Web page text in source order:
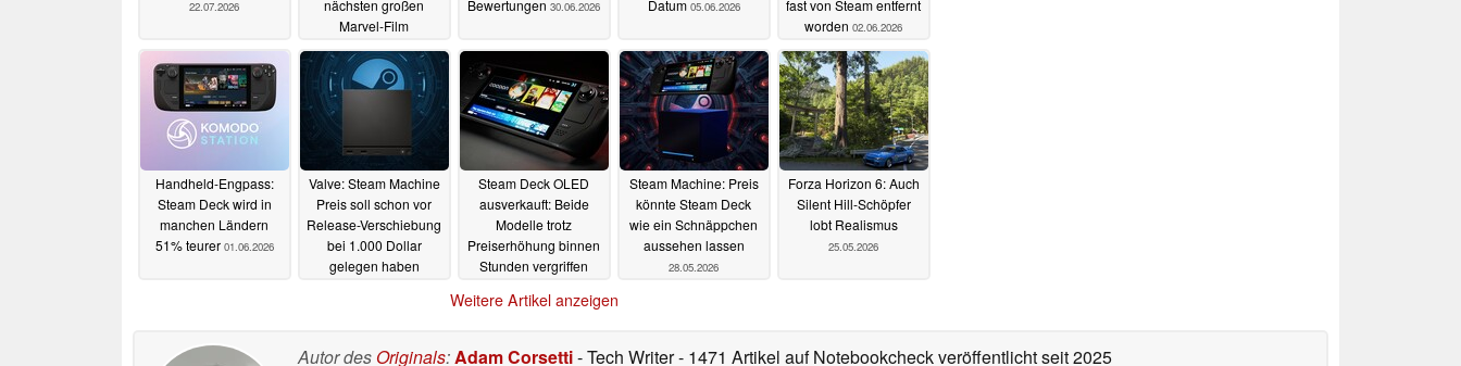
22.07.2026
nächsten großen
Marvel-Film
ankündigen17.07.2026
Bewertungen 30.06.2026
Datum 05.06.2026
fast von Steam entfernt
worden 02.06.2026
Handheld-Engpass:
Steam Deck wird in
manchen Ländern
51% teurer 01.06.2026
Valve: Steam Machine
Preis soll schon vor
Release-Verschiebung
bei 1.000 Dollar
gelegen haben
Steam Deck OLED
ausverkauft: Beide
Modelle trotz
Preiserhöhung binnen
Stunden vergriffen
Steam Machine: Preis
könnte Steam Deck
wie ein Schnäppchen
aussehen lassen
28.05.2026
Forza Horizon 6: Auch
Silent Hill-Schöpfer
lobt Realismus
25.05.2026
Weitere Artikel anzeigen
Autor des Originals:Adam Corsetti- Tech Writer- 1471 Artikel auf Notebookcheck veröffentlichtseit 2025